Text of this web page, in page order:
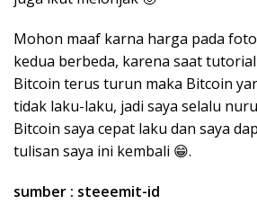
Mohon maaf karna harga pada
kedua berbeda, karena saat
Bitcoin terus turun maka Bitcoin
tidak laku-laku, jadi saya selalu
Bitcoin saya cepat laku dan saya
tulisan saya ini kembali 😁.
sumber : steeemit-id